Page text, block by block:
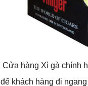
Cửa hàng Xì gà chính
để khách hàng đi